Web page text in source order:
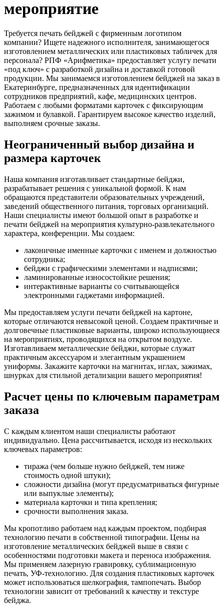
мероприятие
Требуется печать бейджей с фирменным логотипом
компании? Ищете надежного исполнителя, занимающегося
изготовлением металлических или пластиковых табличек для
персонала? РПФ «Арифметика» предоставляет услугу печати
«под ключ» с разработкой дизайна и доставкой готовой
продукции. Мы занимаемся изготовлением бейджей на заказ в
Екатеринбурге, предназначенных для идентификации
сотрудников предприятий, кафе, медицинских центров.
Работаем с любыми форматами карточек с фиксирующим
зажимом и булавкой. Гарантируем высокое качество изделий,
выполняем срочные заказы.
Неограниченный выбор дизайна и
размера карточек
Наша компания изготавливает стандартные бейджи,
разрабатывает решения с уникальной формой. К нам
обращаются представители образовательных учреждений,
заведений общественного питания, торговых организаций.
Наши специалисты имеют большой опыт в разработке и
печати бейджей на мероприятия культурно-развлекательного
характера, конференции. Мы создаем:
лаконичные именные карточки с именем и должностью
сотрудника;
бейджи с графическими элементами и надписями;
ламинированные износостойкие решения;
интерактивные варианты со считывающейся
электронными гаджетами информацией.
Мы предоставляем услуги печати бейджей на картоне,
которые отличаются невысокой ценой. Создаем практичные и
долговечные пластиковые варианты, широко использующиеся
на мероприятиях, проводящихся на открытом воздухе.
Изготавливаем металлические бейджи, которые служат
практичным аксессуаром и элегантным украшением
униформы. Закажите карточки на магнитах, иглах, зажимах,
шнурках для стильной детализации вашего мероприятия!
Расчет цены по ключевым параметрам
заказа
С каждым клиентом наши специалисты работают
индивидуально. Цена рассчитывается, исходя из нескольких
ключевых параметров:
тиража (чем больше нужно бейджей, тем ниже
стоимость одной штуки);
сложности дизайна (могут предусматриваться фигурные
или выпуклые элементы);
материала карточки и типа крепления;
срочности выполнения заказа.
Мы кропотливо работаем над каждым проектом, подбирая
технологию печати в собственной типографии. Цены на
изготовление металлических бейджей выше в связи с
особенностями подготовки макета и переноса изображения.
Мы применяем лазерную гравировку, сублимационную
печать, УФ-технологию. Для создания пластиковых карточек
может использоваться шелкография, тампопечать. Выбор
технологии зависит от требований к качеству и текстуре
бейджа.